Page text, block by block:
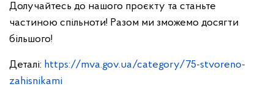
Долучайтесь до нашого проєкту та станьте
частиною спільноти! Разом ми зможемо досягти
більшого!
Деталі: https://mva.gov.ua/category/75-stvoreno-
zahisnikami